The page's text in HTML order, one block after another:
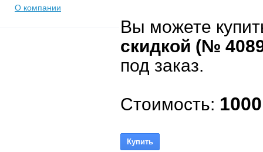
О компании
Вы можете
скидкой (№
под заказ.
Стоимость: 1000